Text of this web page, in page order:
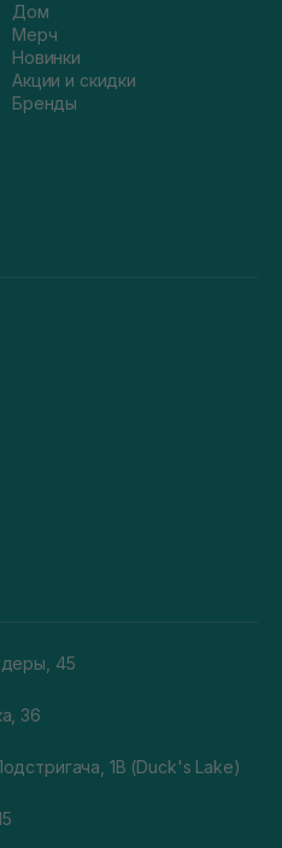
Дом
Мерч
Новинки
Акции и скидки
Бренды
45
36
1В (Duck's Lake)